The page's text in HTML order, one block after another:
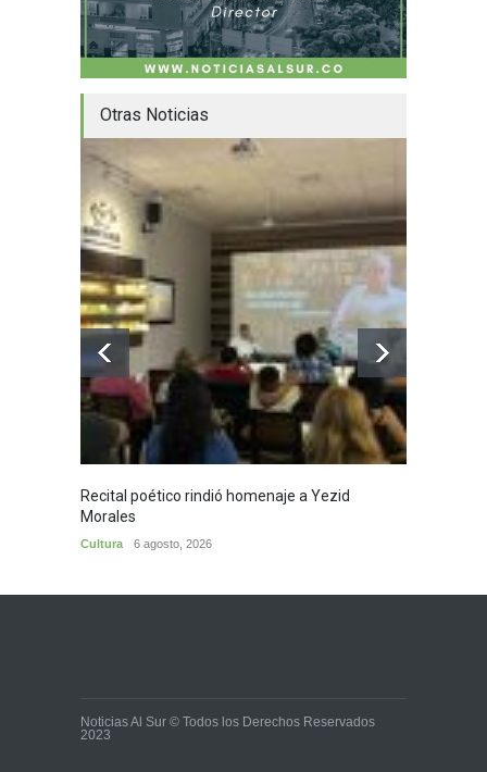
Otras Noticias
Recital poético rindió homenaje a Yezid
Morales
Cultura 6 agosto, 2026
Noticias Al Sur © Todos los Derechos Reservados
2023